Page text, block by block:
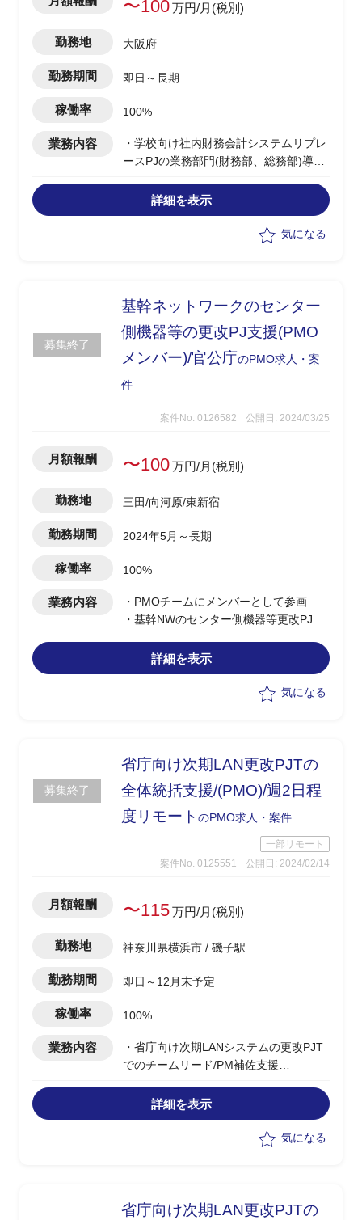
〜100万円/月(税別)
勤務地 大阪府
勤務期間 即日～長期
稼働率 100%
業務内容
・学校向け社内財務会計システムリプレ
ースPJの業務部門(財務部、総務部)導入
・横串案件の整理、決定すべき事項の括
りだし(権限、ワークフロー、UI/UX)
・業務ヒアリングへの参加、ファシリテ
・運用テスト支援
詳細を表示
気になる
募集終了
基幹ネットワークのセンター
側機器等の更改PJ支援(PMO
メンバー)/官公庁のPMO求人・案
件
案件No. 0126582 公開日: 2024/03/25
月額報酬 〜100万円/月(税別)
勤務地 三田/向河原/東新宿
勤務期間 2024年5月～長期
稼働率 100%
業務内容
・PMOチームにメンバーとして参画
・基幹NWのセンター側機器等更改PJ
グループ各社のデータセンターと24,000
局をつなぐネットワークとなる
・顧客向けのドキュメント作成、業務フ
詳細を表示
気になる
募集終了
省庁向け次期LAN更改PJTの
全体統括支援/(PMO)/週2日程
度リモート のPMO求人・案件
一部リモート
案件No. 0125551
公開日: 2024/02/14
月額報酬 〜115万円/月(税別)
勤務地 神奈川県横浜市 / 磯子駅
勤務期間 即日～12月末予定
稼働率 100%
業務内容
・省庁向け次期LANシステムの更改PJT
でのチームリード/PM補佐支援
テストチーム,基盤チームなどの複数チー
ムを横断管理
・PJTの推進役として管理/調整業務を担
-リスク管理
詳細を表示
気になる
省庁向け次期LAN更改PJTの